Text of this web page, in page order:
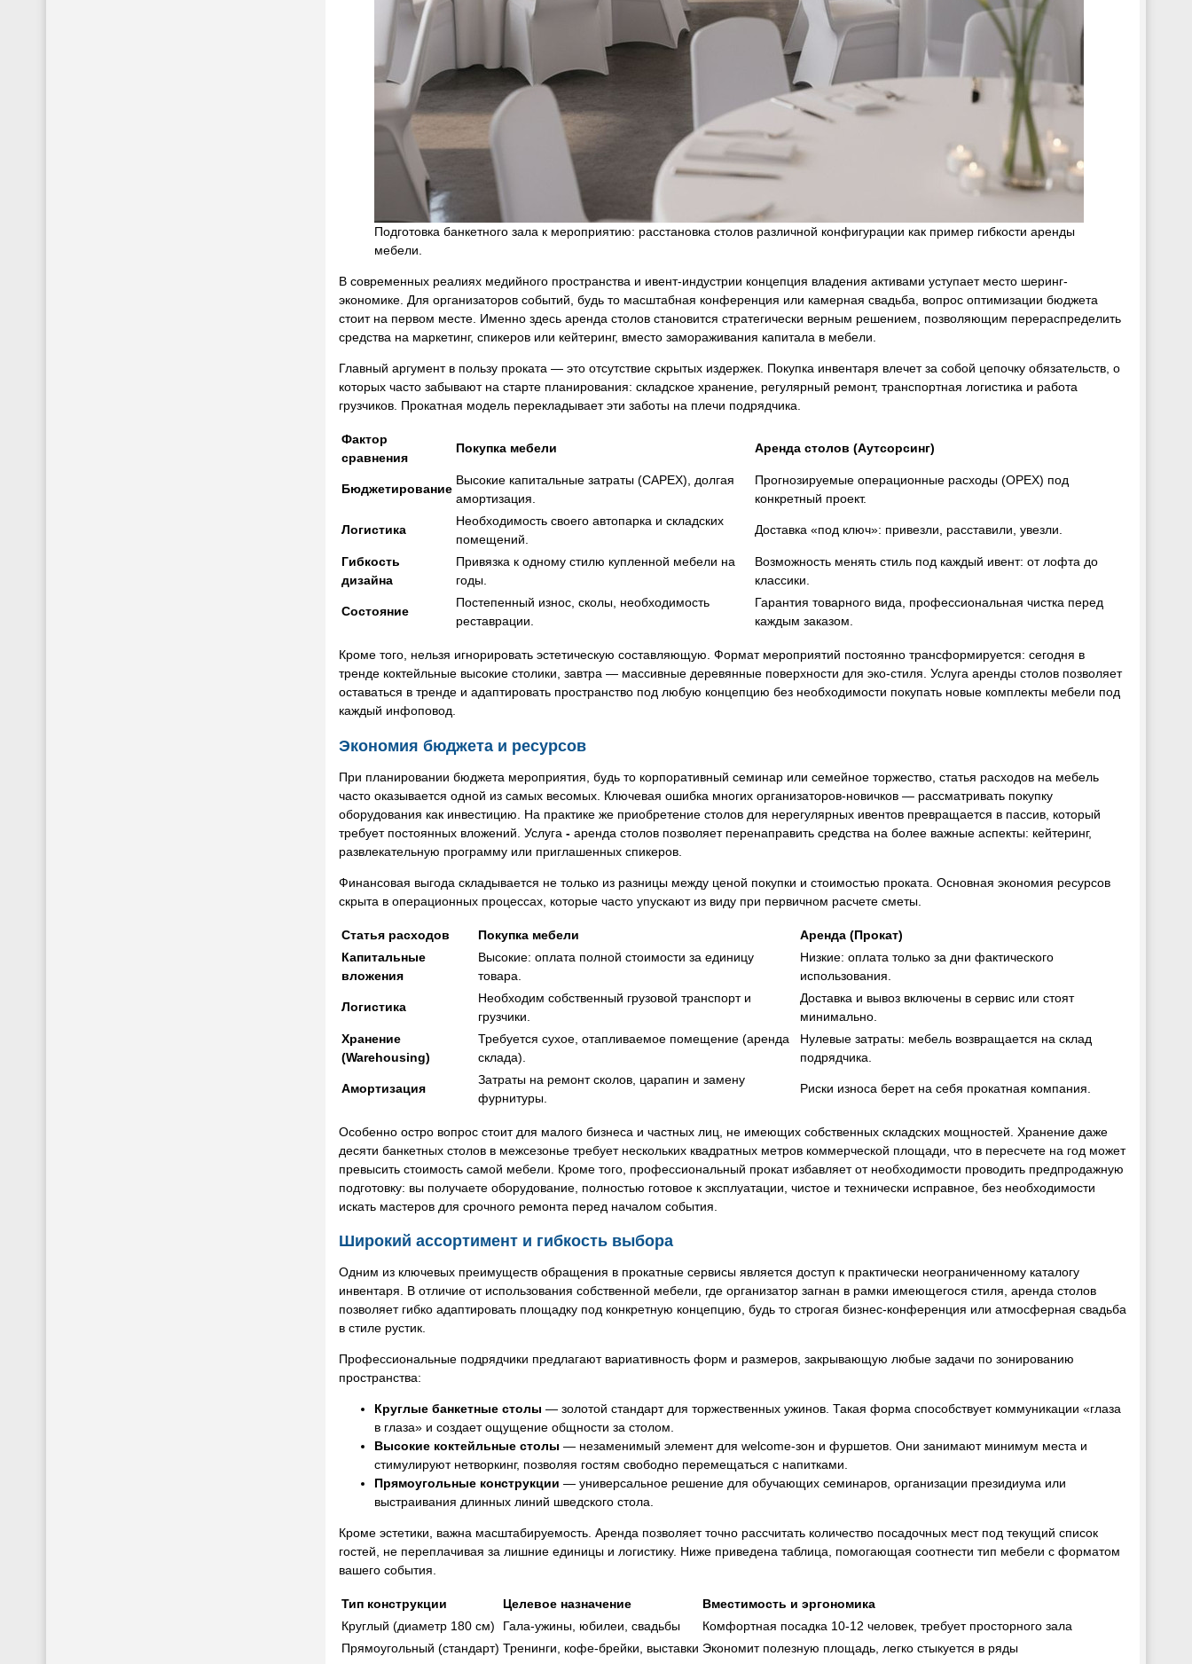
Подготовка банкетного зала к мероприятию: расстановка столов различной конфигурации как пример гибкости аренды
мебели.
В современных реалиях медийного пространства и ивент-индустрии концепция владения активами уступает место шеринг-
экономике. Для организаторов событий, будь то масштабная конференция или камерная свадьба, вопрос оптимизации бюджета
стоит на первом месте. Именно здесь аренда столов становится стратегически верным решением, позволяющим перераспределить
средства на маркетинг, спикеров или кейтеринг, вместо замораживания капитала в мебели.
Главный аргумент в пользу проката — это отсутствие скрытых издержек. Покупка инвентаря влечет за собой цепочку обязательств, о
которых часто забывают на старте планирования: складское хранение, регулярный ремонт, транспортная логистика и работа
грузчиков. Прокатная модель перекладывает эти заботы на плечи подрядчика.
Фактор
сравнения
Покупка мебели Аренда столов (Аутсорсинг)
Бюджетирование
Высокие капитальные затраты (CAPEX), долгая
амортизация.
Прогнозируемые операционные расходы (OPEX) под
конкретный проект.
Логистика
Необходимость своего автопарка и складских
помещений.
Доставка «под ключ»: привезли, расставили, увезли.
Гибкость
дизайна
Привязка к одному стилю купленной мебели на
годы.
Возможность менять стиль под каждый ивент: от лофта до
классики.
Состояние
Постепенный износ, сколы, необходимость
реставрации.
Гарантия товарного вида, профессиональная чистка перед
каждым заказом.
Кроме того, нельзя игнорировать эстетическую составляющую. Формат мероприятий постоянно трансформируется: сегодня в
тренде коктейльные высокие столики, завтра — массивные деревянные поверхности для эко-стиля. Услуга аренды столов позволяет
оставаться в тренде и адаптировать пространство под любую концепцию без необходимости покупать новые комплекты мебели под
каждый инфоповод.
Экономия бюджета и ресурсов
При планировании бюджета мероприятия, будь то корпоративный семинар или семейное торжество, статья расходов на мебель
часто оказывается одной из самых весомых. Ключевая ошибка многих организаторов-новичков — рассматривать покупку
оборудования как инвестицию. На практике же приобретение столов для нерегулярных ивентов превращается в пассив, который
требует постоянных вложений. Услуга - аренда столов позволяет перенаправить средства на более важные аспекты: кейтеринг,
развлекательную программу или приглашенных спикеров.
Финансовая выгода складывается не только из разницы между ценой покупки и стоимостью проката. Основная экономия ресурсов
скрыта в операционных процессах, которые часто упускают из виду при первичном расчете сметы.
Статья расходов Покупка мебели
Аренда (Прокат)
Капитальные
вложения
Высокие: оплата полной стоимости за единицу
товара.
Низкие: оплата только за дни фактического
использования.
Логистика
Необходим собственный грузовой транспорт и
грузчики.
Доставка и вывоз включены в сервис или стоят
минимально.
Хранение
(Warehousing)
Требуется сухое, отапливаемое помещение (аренда
склада).
Нулевые затраты: мебель возвращается на склад
подрядчика.
Амортизация
Затраты на ремонт сколов, царапин и замену
фурнитуры.
Риски износа берет на себя прокатная компания.
Особенно остро вопрос стоит для малого бизнеса и частных лиц, не имеющих собственных складских мощностей. Хранение даже
десяти банкетных столов в межсезонье требует нескольких квадратных метров коммерческой площади, что в пересчете на год может
превысить стоимость самой мебели. Кроме того, профессиональный прокат избавляет от необходимости проводить предпродажную
подготовку: вы получаете оборудование, полностью готовое к эксплуатации, чистое и технически исправное, без необходимости
искать мастеров для срочного ремонта перед началом события.
Широкий ассортимент и гибкость выбора
Одним из ключевых преимуществ обращения в прокатные сервисы является доступ к практически неограниченному каталогу
инвентаря. В отличие от использования собственной мебели, где организатор загнан в рамки имеющегося стиля, аренда столов
позволяет гибко адаптировать площадку под конкретную концепцию, будь то строгая бизнес-конференция или атмосферная свадьба
в стиле рустик.
Профессиональные подрядчики предлагают вариативность форм и размеров, закрывающую любые задачи по зонированию
пространства:
Круглые банкетные столы — золотой стандарт для торжественных ужинов. Такая форма способствует коммуникации «глаза
в глаза» и создает ощущение общности за столом.
Высокие коктейльные столы — незаменимый элемент для welcome-зон и фуршетов. Они занимают минимум места и
стимулируют нетворкинг, позволяя гостям свободно перемещаться с напитками.
Прямоугольные конструкции — универсальное решение для обучающих семинаров, организации президиума или
выстраивания длинных линий шведского стола.
Кроме эстетики, важна масштабируемость. Аренда позволяет точно рассчитать количество посадочных мест под текущий список
гостей, не переплачивая за лишние единицы и логистику. Ниже приведена таблица, помогающая соотнести тип мебели с форматом
вашего события.
Тип конструкции Целевое назначение
Вместимость и эргономика
Круглый (диаметр 180 см)
Гала-ужины, юбилеи, свадьбы
Комфортная посадка 10-12 человек, требует просторного зала
Прямоугольный (стандарт) Тренинги, кофе-брейки, выставки Экономит полезную площадь, легко стыкуется в ряды